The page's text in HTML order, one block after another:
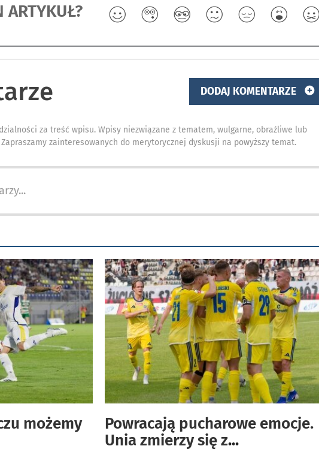
ARTYKUŁ?
DODAJ KOMENTARZE
za treść wpisu. Wpisy niezwiązane z tematem, wulgarne, obraźliwe lub
zainteresowanych do merytorycznej dyskusji na powyższy temat.
możemy
Powracają pucharowe emocje.
Unia zmierzy się z...